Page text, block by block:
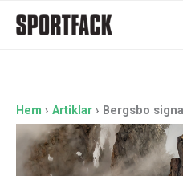
Hem Artiklar Bergsbo